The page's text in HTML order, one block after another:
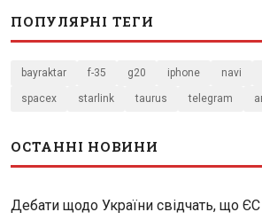
ПОПУЛЯРНІ ТЕГИ
bayraktar f-35 g20 iphone navi
spacex starlink taurus telegram
ОСТАННІ НОВИНИ
Дебати щодо України свідчать, що ЄС